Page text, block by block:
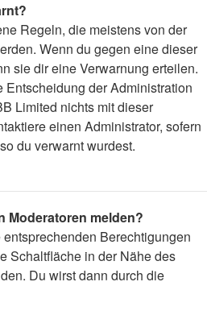
Regeln, die meistens von der
Wenn du gegen eine dieser
sie dir eine Verwarnung erteilen.
Entscheidung der Administration
Limited nichts mit dieser
einen Administrator, sofern
du verwarnt wurdest.
Moderatoren melden?
Berechtigungen
Schaltfläche in der Nähe des
Du wirst dann durch die